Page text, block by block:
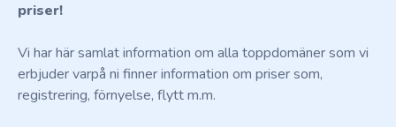
priser!
Vi har här samlat information om alla toppdomäner som vi
erbjuder varpå ni finner information om priser som,
registrering, förnyelse, flytt m.m.